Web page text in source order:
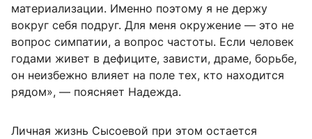
материализации. Именно поэтому я не держу
вокруг себя подруг. Для меня окружение — это не
вопрос симпатии, а вопрос частоты. Если человек
годами живет в дефиците, зависти, драме, борьбе,
он неизбежно влияет на поле тех, кто находится
рядом», — поясняет Надежда.
Личная жизнь Сысоевой при этом остается